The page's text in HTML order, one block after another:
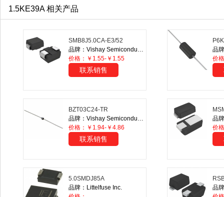
1.5KE39A 相关产品
SMB8J5.0CA-E3/52
品牌：Vishay Semiconductor Diodes Division
价格：￥1.55-￥1.55
联系销售
品
价
BZT03C24-TR
品牌：Vishay Semiconductor Diodes Division
价格：￥1.94-￥4.86
联系销售
价
5.0SMDJ85A
品牌：Littelfuse Inc.
品